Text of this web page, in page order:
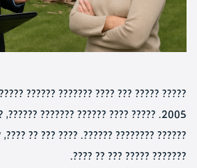
??????? ?????? ????? ?????? ????? ????
??????, ?? ????? ????? ???????
???? ??? ?? ????, ?? ?? ??? ???????? ??
??????? ????? ??? ?? ????.